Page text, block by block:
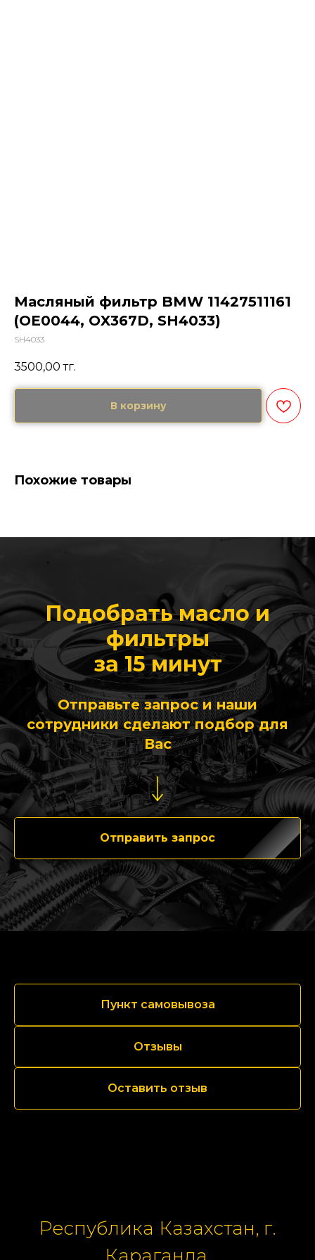
Масляный фильтр BMW 11427511161
(OE0044, OX367D, SH4033)
SH4033
3500,00 тг.
В корзину
Похожие товары
Подобрать масло и
фильтры
за 15 минут
Отправьте запрос и наши
сотрудники сделают подбор для
Вас
Отправить запрос
Пункт самовывоза
Отзывы
Оставить отзыв
Республика Казахстан, г.